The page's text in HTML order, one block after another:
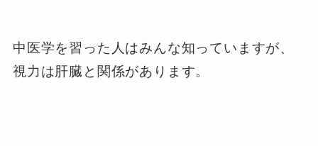
中医学を習った人はみんな知っていますが、
視力は肝臓と関係があります。